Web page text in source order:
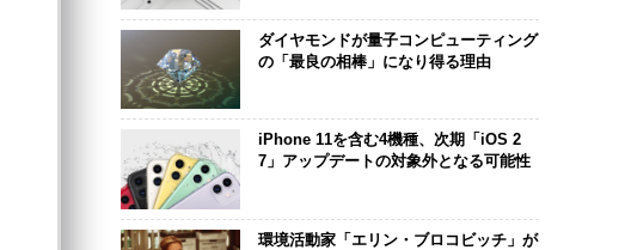
ダイヤモンドが量子コンピューティング
の「最良の相棒」になり得る理由
iPhone 11を含む4機種、次期「iOS 2
7」アップデートの対象外となる可能性
環境活動家「エリン・ブロコビッチ」が